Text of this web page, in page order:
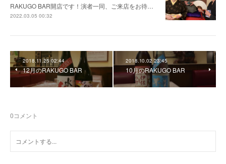
RAKUGO BAR開店です！演者一同、ご来店をお待…
2022.03.05 00:32
2018.11.25 02:44
12月のRAKUGO BAR
2018.10.02 23:45
10月のRAKUGO BAR
0コメント